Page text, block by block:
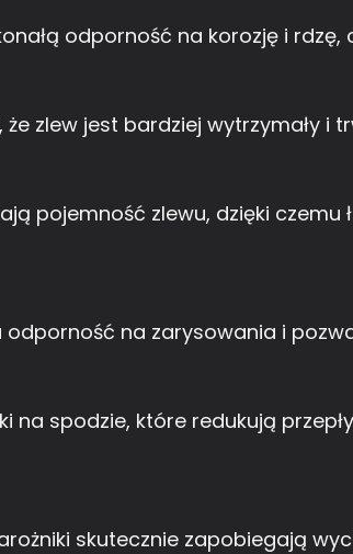
odporność na korozję i rdzę,
​​zlew jest bardziej wytrzymały i
pojemność zlewu, dzięki
na zarysowania i
na spodzie, które redukują
skutecznie zapobiegają